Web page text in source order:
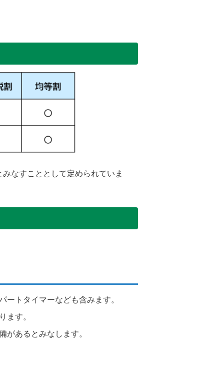
なすこととして定められていま
トタイマーなども含みます。
ます。
があるとみなします。